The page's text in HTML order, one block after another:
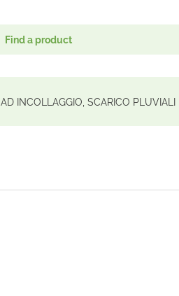
INCOLLAGGIO, SCARICO PLUVIALI